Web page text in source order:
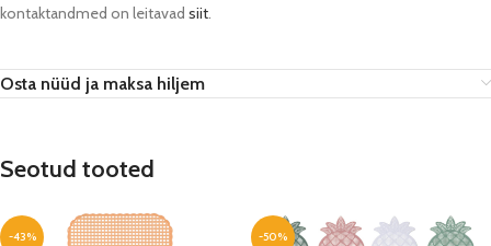
kontaktandmed on leitavad siit.
Osta nüüd ja maksa hiljem
Seotud tooted
-43% -50%